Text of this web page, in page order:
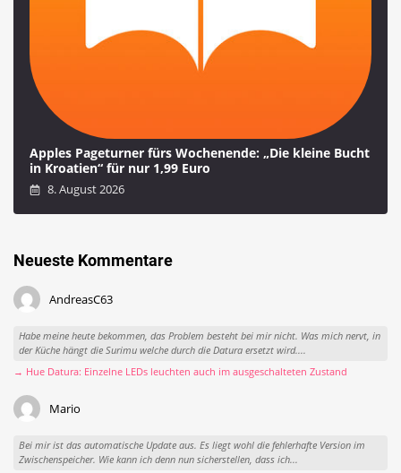
Apples Pageturner fürs Wochenende: „Die kleine Bucht
in Kroatien“ für nur 1,99 Euro
8. August 2026
Neueste Kommentare
AndreasC63
Habe meine heute bekommen, das Problem besteht bei mir nicht. Was mich nervt, in
der Küche hängt die Surimu welche durch die Datura ersetzt wird....
→ Hue Datura: Einzelne LEDs leuchten auch im ausgeschalteten Zustand
Mario
Bei mir ist das automatische Update aus. Es liegt wohl die fehlerhafte Version im
Zwischenspeicher. Wie kann ich denn nun sicherstellen, dass ich...